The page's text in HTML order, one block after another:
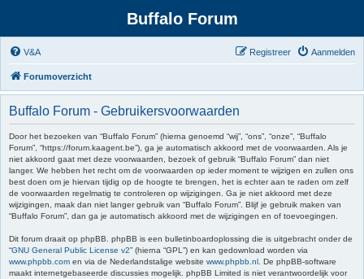
Buffalo Forum
V&A Aanmelden
Registreer
Forumoverzicht
Buffalo Forum - Gebruikersvoorwaarden
Door het bezoeken van “Buffalo Forum” (hierna genoemd “wij”, “ons”, “onze”, “Buffalo
Forum”, “https://forum.kaagent.be”), ga je automatisch akkoord met de voorwaarden. Als je
niet akkoord gaat met deze voorwaarden, bezoek of gebruik “Buffalo Forum” dan niet
langer. We hebben het recht om de voorwaarden op ieder moment te wijzigen en zullen ons
best doen om je hiervan tijdig op de hoogte te brengen, het is echter aan te raden om zelf
de voorwaarden regelmatig te controleren op wijzigingen. Ga je niet akkoord met deze
wijzigingen, maak dan niet langer gebruik van “Buffalo Forum”. Blijf je gebruik maken van
“Buffalo Forum”, dan ga je automatisch akkoord met de wijzigingen en of toevoegingen.
Dit forum draait op phpBB. phpBB is een bulletinboardoplossing die is uitgebracht onder de
“GNU General Public License v2” (hierna “GPL”) en kan gedownload worden via
www.phpbb.com en via de Nederlandstalige website www.phpbb.nl . De phpBB-software
maakt internetgebaseerde discussies mogelijk. phpBB Limited is niet verantwoordelijk voor